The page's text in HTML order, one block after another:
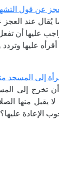
عن قول
يُقال عند
عليها أن
عليها
إلى المسجد
أن تخرج إلى
لا يقبل منها
الإعادة عليها؟